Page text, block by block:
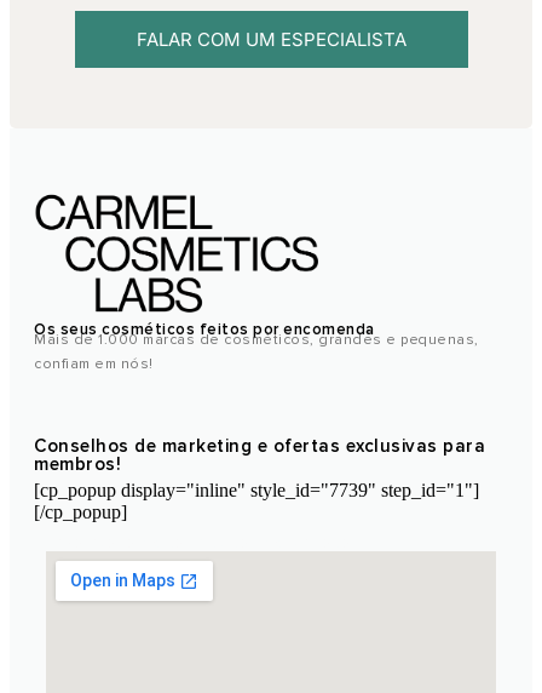
FALAR COM UM ESPECIALISTA
Os seus cosméticos feitos por encomenda
Mais de 1.000 marcas de cosméticos, grandes e pequenas,
confiam em nós!
Conselhos de marketing e ofertas exclusivas para
membros!
[cp_popup display="inline" style_id="7739" step_id="1"]
[/cp_popup]